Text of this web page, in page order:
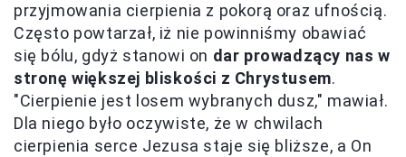
przyjmowania cierpienia z pokorą oraz ufnością.
Często powtarzał, iż nie powinniśmy obawiać
się bólu, gdyż stanowi on dar prowadzący nas w
stronę większej bliskości z Chrystusem.
"Cierpienie jest losem wybranych dusz," mawiał.
Dla niego było oczywiste, że w chwilach
cierpienia serce Jezusa staje się bliższe, a On